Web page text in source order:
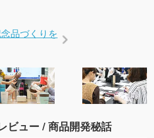
品づくりを
ビュー / 商品開発秘話